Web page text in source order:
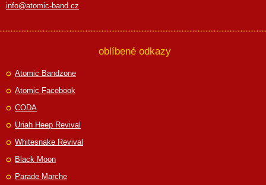
info@atomic-band.cz
oblíbené odkazy
Atomic Bandzone
Atomic Facebook
CODA
Uriah Heep Revival
Whitesnake Revival
Black Moon
Parade Marche